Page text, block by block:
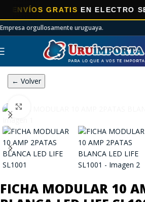
GRATISEN ELECTRO
Empresa orgullosamente uruguaya.
← Volver
FICHA MODULAR 10